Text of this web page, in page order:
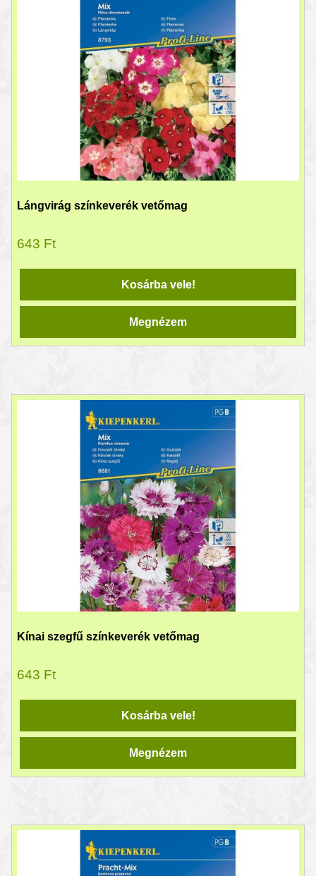
Lángvirág színkeverék vetőmag
643 Ft
Kosárba vele!
Megnézem
Kínai szegfű színkeverék vetőmag
643 Ft
Kosárba vele!
Megnézem